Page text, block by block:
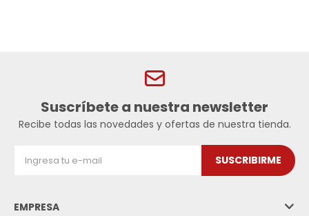
Suscríbete a nuestra newsletter
Recibe todas las novedades y ofertas de nuestra tienda.
SUSCRIBIRME
EMPRESA